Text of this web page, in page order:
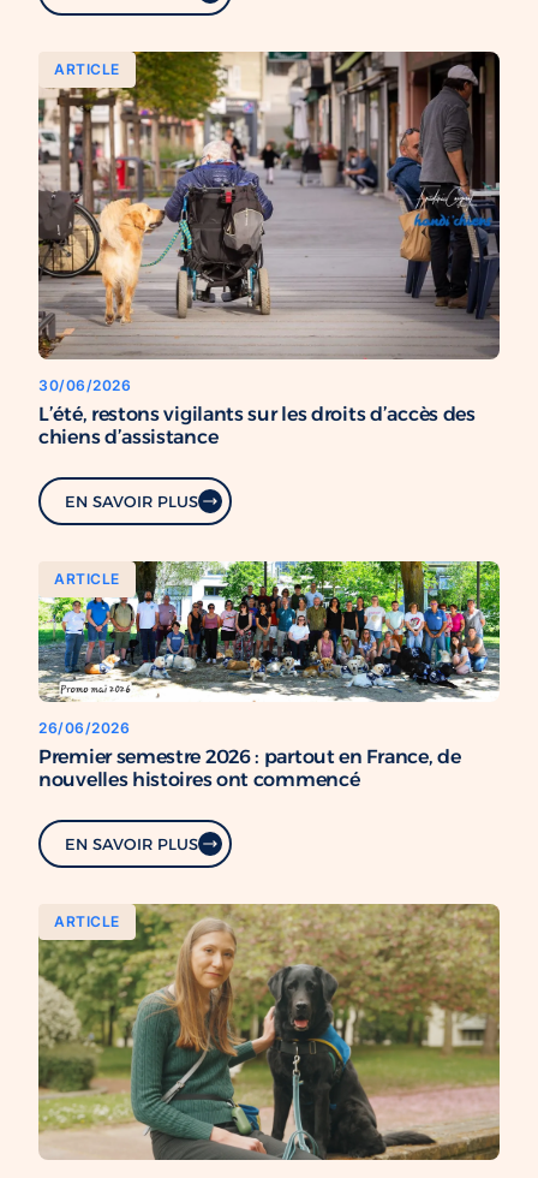
ARTICLE
30/06/2026
L’été, restons vigilants sur les droits d’accès des
chiens d’assistance
EN SAVOIR PLUS
ARTICLE
26/06/2026
Premier semestre 2026 : partout en France, de
nouvelles histoires ont commencé
EN SAVOIR PLUS
ARTICLE